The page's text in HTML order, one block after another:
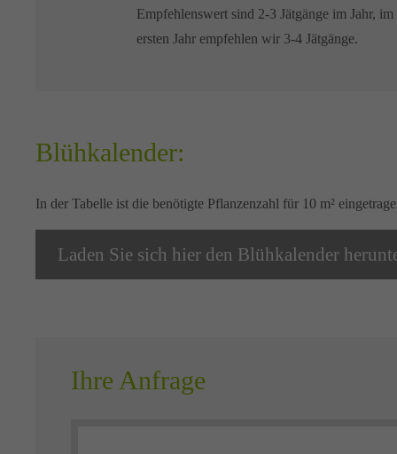
Empfehlenswert sind 2-3 Jätgänge im Jahr, im
ersten Jahr empfehlen wir 3-4 Jätgänge.
Blühkalender:
In der Tabelle ist die benötigte Pflanzenzahl für 10 m²
Laden Sie sich hier den Blühkalender
Ihre Anfrage